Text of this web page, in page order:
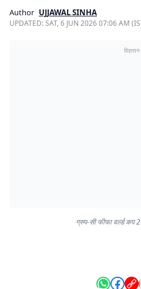
Author UJJAWAL SINHA
UPDATED:SAT, 6 JUN 2026 07:06 AM
विज्ञापन
ग्रुप-सी फीफा वर्ल्ड कप